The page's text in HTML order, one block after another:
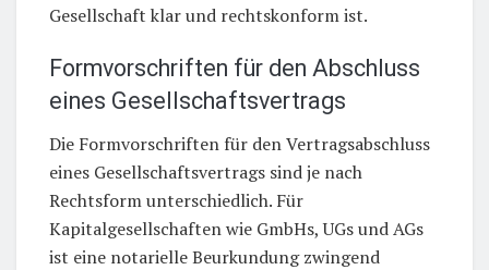
Gesellschaft klar und rechtskonform ist.
Formvorschriften für den Abschluss
eines Gesellschaftsvertrags
Die Formvorschriften für den Vertragsabschluss
eines Gesellschaftsvertrags sind je nach
Rechtsform unterschiedlich. Für
Kapitalgesellschaften wie GmbHs, UGs und AGs
ist eine notarielle Beurkundung zwingend